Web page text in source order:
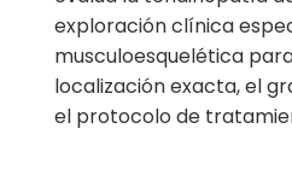
exploración clínica
musculoesquelética
localización exacta, el
el protocolo de